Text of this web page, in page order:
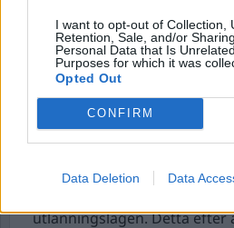
I want to opt-out of Collection,
Retention, Sale, and/or
Personal Data that Is
Purposes for which it was
Opted Out
CONFIRM
Data Deletion Data
väntan på en
förundersökning gällande
och initiala
Kvinna döms för
årig kvinna som drivit en
Skurup har dömts till
utlänningslagen. Detta